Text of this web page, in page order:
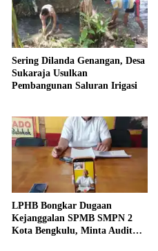
Sering Dilanda Genangan, Desa
Sukaraja Usulkan
Pembangunan Saluran Irigasi
LPHB Bongkar Dugaan
Kejanggalan SPMB SMPN 2
Kota Bengkulu, Minta Audit